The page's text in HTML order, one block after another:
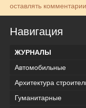
оставлять
Навигация
ЖУРНАЛЫ
Автомобильные
Архитектура
Гуманитарные